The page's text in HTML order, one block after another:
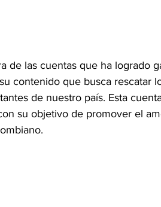
de las cuentas que ha logrado
contenido que busca rescatar
de nuestro país. Esta
su objetivo de promover el